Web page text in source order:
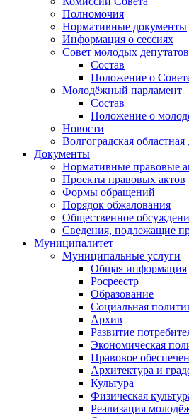
Полномочия
Нормативные документы
Информация о сессиях
Совет молодых депутатов
Состав
Положение о
Молодёжный парламент
Состав
Положение о
Новости
Волгоградская
Документы
Нормативные правовые
Проекты правовых актов
Формы обращений
Порядок обжалования
Общественное
Сведения, подлежащие
Муниципалитет
Муниципальные услуги
Общая информация
Росреестр
Образование
Социальная
Архив
Развитие
Экономическая
Правовое
Архитектура и
Культура
Физическая
Реализация